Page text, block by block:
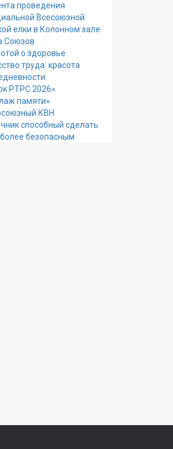
проведения
Всесоюзной
елки в Колонном зале
Союзов
о здоровье
труда: красота
РТРС 2026»
памяти»
КВН
способный сделать
безопасным